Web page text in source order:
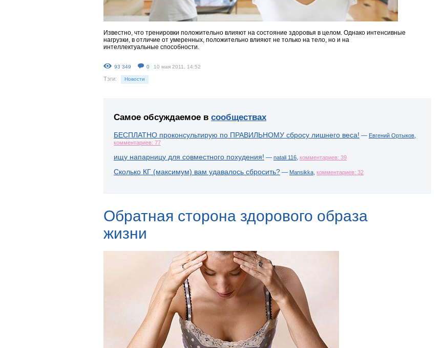
Известно, что тренировки положительно влияют на состояние здоровья в целом. Однако интенсивные
нагрузки, в отличие от умеренных, положительно влияют не только на тело, но и на
интеллектуальные способности.
93 349 0 10 мая 2011, 14:52
Тэги: Новости
Самое обсуждаемое в сообществах
БЕСПЛАТНО проконсультирую по ПРАВИЛЬНОМУ сбросу лишнего веса! — Евгений Ортыков,
комментариев: 77
ищу напарницу для совместного похудения! — natali 116, комментариев: 39
Сколько КГ (максимум) вам удавалось сбросить? — Mansikka, комментариев: 32
Обратная сторона здорового образа
жизни